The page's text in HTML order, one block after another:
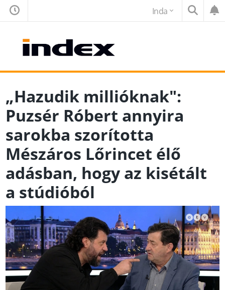
Inda
„Hazudik millióknak":
Puzsér Róbert annyira
sarokba szorította
Mészáros Lőrincet élő
adásban, hogy az kisétált
a stúdióból